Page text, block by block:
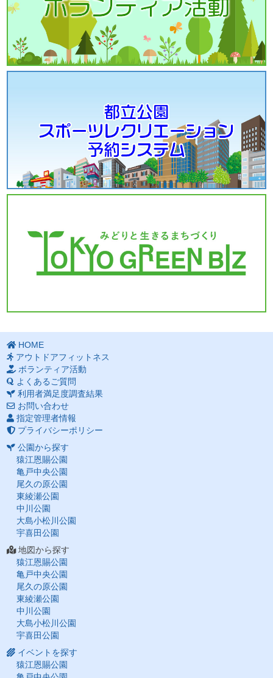
HOME
アウトドアフィットネス
ボランティア活動
よくあるご質問
利用者満足度調査結果
お問い合わせ
指定管理者情報
プライバシーポリシー
公園から探す
猿江恩賜公園
亀戸中央公園
尾久の原公園
東綾瀬公園
中川公園
大島小松川公園
宇喜田公園
地図から探す
猿江恩賜公園
亀戸中央公園
尾久の原公園
東綾瀬公園
中川公園
大島小松川公園
宇喜田公園
イベントを探す
猿江恩賜公園